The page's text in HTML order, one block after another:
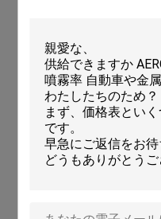
I-like産業グループの子会社
イヤパンक्चर修理,マーキン
を含む68カ国以上に輸出さ